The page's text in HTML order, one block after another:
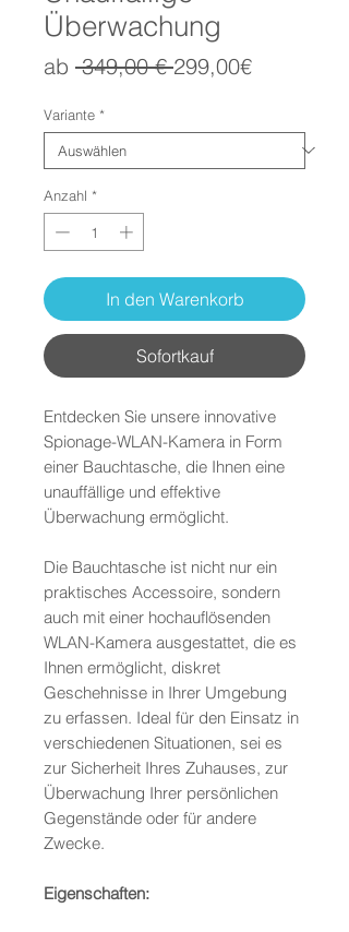
Überwachung
ab 349,00 € Standardpreis
299,00€Sale-
Variante *
Anzahl *
In den Warenkorb
Sofortkauf
Entdecken Sie unsere innovative
Spionage-WLAN-Kamera in Form
einer Bauchtasche, die Ihnen eine
unauffällige und effektive
Überwachung ermöglicht.
Die Bauchtasche ist nicht nur ein
praktisches Accessoire, sondern
auch mit einer hochauflösenden
WLAN-Kamera ausgestattet, die es
Ihnen ermöglicht, diskret
Geschehnisse in Ihrer Umgebung
zu erfassen. Ideal für den Einsatz in
verschiedenen Situationen, sei es
zur Sicherheit Ihres Zuhauses, zur
Überwachung Ihrer persönlichen
Gegenstände oder für andere
Zwecke.
Eigenschaften: